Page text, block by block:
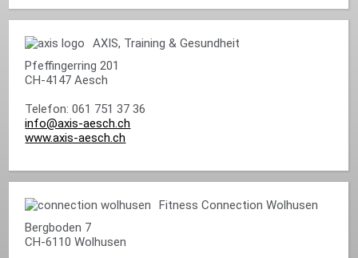
AXIS, Training & Gesundheit
Pfeffingerring 201
CH-4147 Aesch
Telefon: 061 751 37 36
info@axis-aesch.ch
www.axis-aesch.ch
Fitness Connection Wolhusen
Bergboden 7
CH-6110 Wolhusen